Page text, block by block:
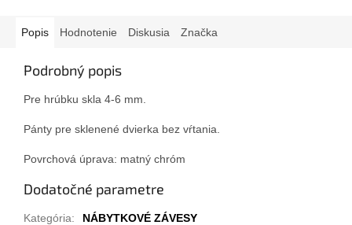
Popis Hodnotenie Diskusia Značka
Podrobný popis
Pre hrúbku skla 4-6 mm.
Pánty pre sklenené dvierka bez vŕtania.
Povrchová úprava: matný chróm
Dodatočné parametre
Kategória:
NÁBYTKOVÉ ZÁVESY